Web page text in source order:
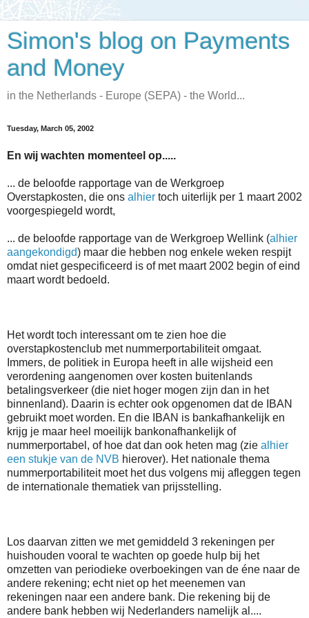
Simon's blog on Payments
and Money
in the Netherlands - Europe (SEPA) - the World...
Tuesday, March 05, 2002
En wij wachten momenteel op.....
... de beloofde rapportage van de Werkgroep
Overstapkosten, die ons alhier toch uiterlijk per 1 maart 2002
voorgespiegeld wordt,
... de beloofde rapportage van de Werkgroep Wellink (alhier
aangekondigd) maar die hebben nog enkele weken respijt
omdat niet gespecificeerd is of met maart 2002 begin of eind
maart wordt bedoeld.
Het wordt toch interessant om te zien hoe die
overstapkostenclub met nummerportabiliteit omgaat.
Immers, de politiek in Europa heeft in alle wijsheid een
verordening aangenomen over kosten buitenlands
betalingsverkeer (die niet hoger mogen zijn dan in het
binnenland). Daarin is echter ook opgenomen dat de IBAN
gebruikt moet worden. En die IBAN is bankafhankelijk en
krijg je maar heel moeilijk bankonafhankelijk of
nummerportabel, of hoe dat dan ook heten mag (zie alhier
een stukje van de NVB hierover). Het nationale thema
nummerportabiliteit moet het dus volgens mij afleggen tegen
de internationale thematiek van prijsstelling.
Los daarvan zitten we met gemiddeld 3 rekeningen per
huishouden vooral te wachten op goede hulp bij het
omzetten van periodieke overboekingen van de éne naar de
andere rekening; echt niet op het meenemen van
rekeningen naar een andere bank. Die rekening bij de
andere bank hebben wij Nederlanders namelijk al....